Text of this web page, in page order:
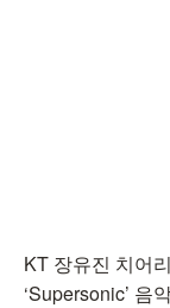
KT 장유진 치어
‘Supersonic’ 음